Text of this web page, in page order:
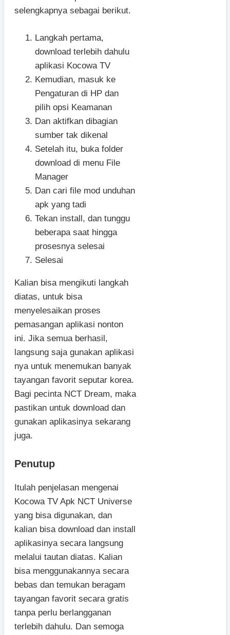
selengkapnya sebagai berikut.
Langkah pertama,
download terlebih dahulu
aplikasi Kocowa TV
Kemudian, masuk ke
Pengaturan di HP dan
pilih opsi Keamanan
Dan aktifkan dibagian
sumber tak dikenal
Setelah itu, buka folder
download di menu File
Manager
Dan cari file mod unduhan
apk yang tadi
Tekan install, dan tunggu
beberapa saat hingga
prosesnya selesai
Selesai
Kalian bisa mengikuti langkah
diatas, untuk bisa
menyelesaikan proses
pemasangan aplikasi nonton
ini. Jika semua berhasil,
langsung saja gunakan aplikasi
nya untuk menemukan banyak
tayangan favorit seputar korea.
Bagi pecinta NCT Dream, maka
pastikan untuk download dan
gunakan aplikasinya sekarang
juga.
Penutup
Itulah penjelasan mengenai
Kocowa TV Apk NCT Universe
yang bisa digunakan, dan
kalian bisa download dan install
aplikasinya secara langsung
melalui tautan diatas. Kalian
bisa menggunakannya secara
bebas dan temukan beragam
tayangan favorit secara gratis
tanpa perlu berlangganan
terlebih dahulu. Dan semoga